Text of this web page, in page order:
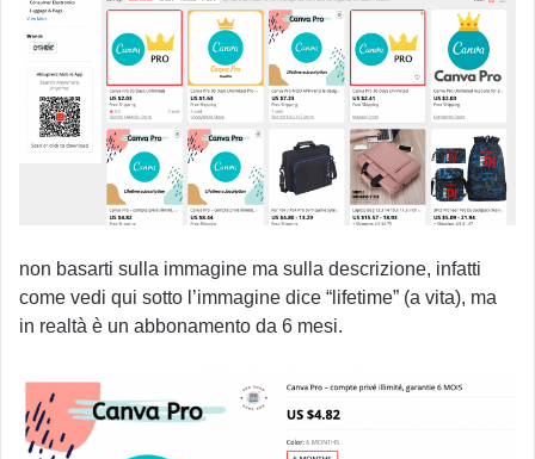
non basarti sulla immagine ma sulla descrizione, infatti
come vedi qui sotto l’immagine dice “lifetime” (a vita), ma
in realtà è un abbonamento da 6 mesi.